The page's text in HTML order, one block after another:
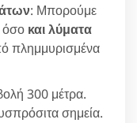
: Μπορούμε
όσο και λύματα
πλημμυρισμένα
300 μέτρα.
σημεία.